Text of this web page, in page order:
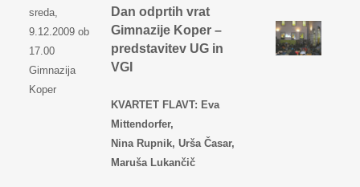
sreda,
9.12.2009 ob
17.00
Gimnazija
Koper
Dan odprtih vrat
Gimnazije Koper –
predstavitev UG in
VGI
KVARTET FLAVT: Eva
Mittendorfer,
Nina Rupnik, Urša Časar,
Maruša Lukančič